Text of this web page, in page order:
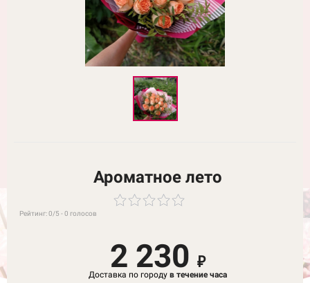
Ароматное лето
Рейтинг:0/5 -0 голосов
2 230₽
Доставка по городув течение часа